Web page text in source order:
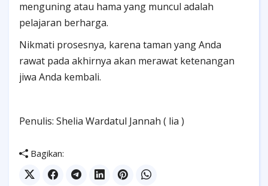
menguning atau hama yang muncul adalah
pelajaran berharga.
Nikmati prosesnya, karena taman yang Anda
rawat pada akhirnya akan merawat ketenangan
jiwa Anda kembali.
Penulis: Shelia Wardatul Jannah ( lia )
Bagikan: